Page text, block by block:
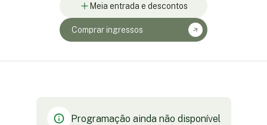
Meia entrada e descontos
Comprar ingressos
Programação ainda não disponível